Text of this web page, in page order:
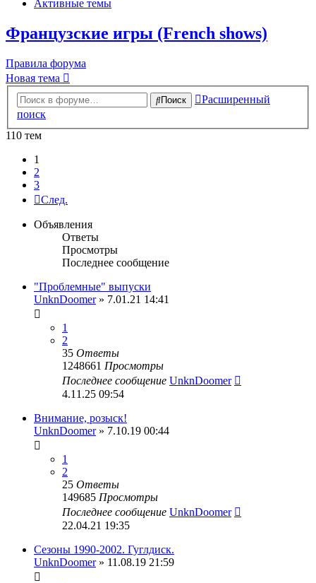
Активные темы
Французские игры (French shows)
Правила форума
Новая тема
Поиск
Расширенный
поиск
110 тем
1
2
3
След.
Объявления
Ответы
Просмотры
Последнее сообщение
"Проблемные" выпуски
UnknDoomer» 7.01.21 14:41
1
2
35 Ответы
1248661 Просмотры
Последнее сообщение UnknDoomer
4.11.25 09:54
Внимание, розыск!
UnknDoomer» 7.10.19 00:44
1
2
25 Ответы
149685 Просмотры
Последнее сообщение UnknDoomer
22.04.21 19:35
Сезоны 1990-2002. Гуглдиск.
UnknDoomer» 11.08.19 21:59